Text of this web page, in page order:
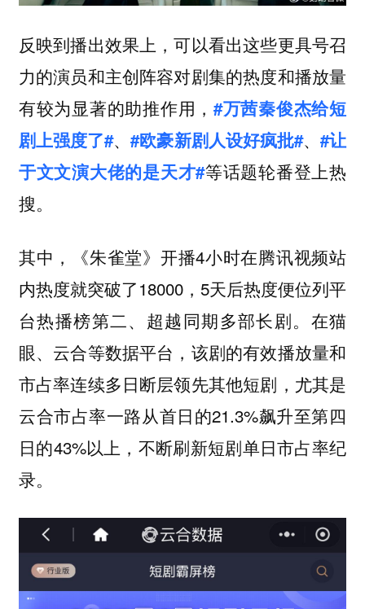
反映到播出效果上，可以看出这些更具号召
力的演员和主创阵容对剧集的热度和播放量
有较为显著的助推作用， #万茜秦俊杰给短
剧上强度了#、#欧豪新剧人设好疯批#、 #让
于文文演大佬的是天才#等话题轮番登上热
搜。
其中，《朱雀堂》开播4小时在腾讯视频站
内热度就突破了18000，5天后热度便位列平
台热播榜第二、超越同期多部长剧。在猫
眼、云合等数据平台，该剧的有效播放量和
市占率连续多日断层领先其他短剧，尤其是
云合市占率一路从首日的21.3%飙升至第四
日的43%以上，不断刷新短剧单日市占率纪
录。